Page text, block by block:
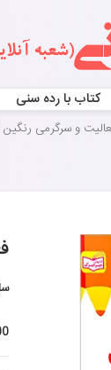
کتاب با رده سنی
و سرگرمی رنگین